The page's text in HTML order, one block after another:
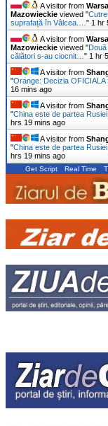
A visitor from
Mazowieckie viewed "
suprafață în Vâlcea.… " 1 hr
A visitor from
Mazowieckie viewed "
călători s-au ciocnit… " 1 hr
A visitor from
"Orange: Decizia OFICIALA
16 mins ago
A visitor from
"China este de partea
hrs 19 mins ago
A visitor from
"China este de partea
hrs 19 mins ago
Get Script Real Time